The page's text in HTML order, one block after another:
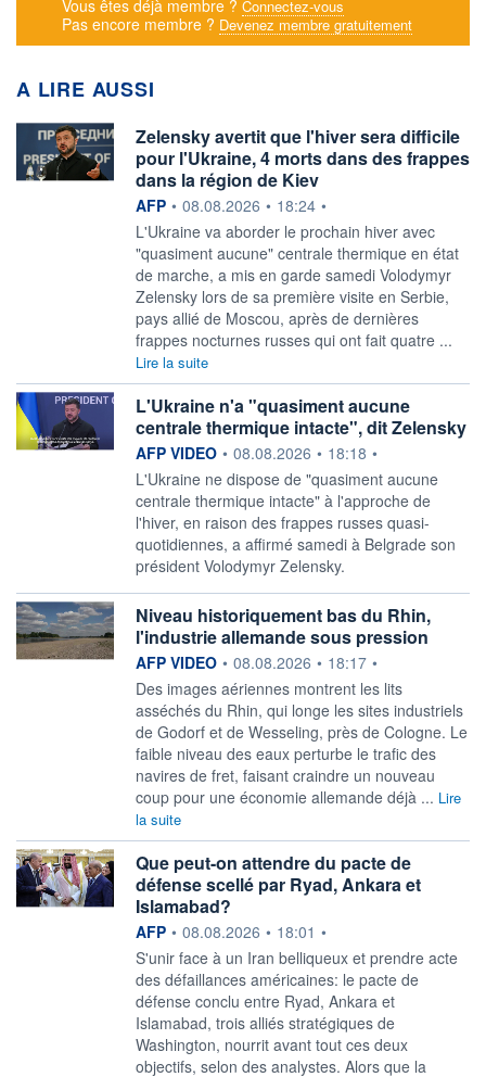
Vous êtes déjà membre ? Connectez-vous
Pas encore membre ? Devenez membre gratuitement
A LIRE AUSSI
Zelensky avertit que l'hiver sera difficile
pour l'Ukraine, 4 morts dans des frappes
dans la région de Kiev
information fournie par
AFP • 08.08.2026 • 18:24 •
L'Ukraine va aborder le prochain hiver avec
"quasiment aucune" centrale thermique en état
de marche, a mis en garde samedi Volodymyr
Zelensky lors de sa première visite en Serbie,
pays allié de Moscou, après de dernières
frappes nocturnes russes qui ont fait quatre ...
Lire la suite
L'Ukraine n'a "quasiment aucune
centrale thermique intacte", dit Zelensky
information fournie par
AFP VIDEO • 08.08.2026 • 18:18 •
L'Ukraine ne dispose de "quasiment aucune
centrale thermique intacte" à l'approche de
l'hiver, en raison des frappes russes quasi-
quotidiennes, a affirmé samedi à Belgrade son
président Volodymyr Zelensky.
Niveau historiquement bas du Rhin,
l'industrie allemande sous pression
information fournie par
AFP VIDEO • 08.08.2026 • 18:17 •
Des images aériennes montrent les lits
asséchés du Rhin, qui longe les sites industriels
de Godorf et de Wesseling, près de Cologne. Le
faible niveau des eaux perturbe le trafic des
navires de fret, faisant craindre un nouveau
coup pour une économie allemande déjà ... Lire
la suite
Que peut-on attendre du pacte de
défense scellé par Ryad, Ankara et
Islamabad?
information fournie par
AFP • 08.08.2026 • 18:01 •
S'unir face à un Iran belliqueux et prendre acte
des défaillances américaines: le pacte de
défense conclu entre Ryad, Ankara et
Islamabad, trois alliés stratégiques de
Washington, nourrit avant tout ces deux
objectifs, selon des analystes. Alors que la